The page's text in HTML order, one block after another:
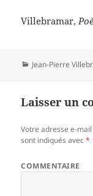
Villebramar,
Catégories
Jean-Pierre
Laisser un
Votre adresse e-
sont indiqués avec*
COMMENTAIRE